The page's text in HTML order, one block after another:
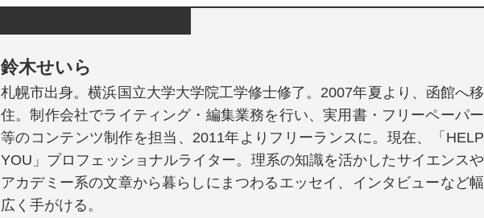
鈴木せいら
札幌市出身。横浜国立大学大学院工学修士修了。2007年夏より、函館へ移
住。制作会社でライティング・編集業務を行い、実用書・フリーペーパー
等のコンテンツ制作を担当、2011年よりフリーランスに。現在、「HELP
YOU」プロフェッショナルライター。理系の知識を活かしたサイエンスや
アカデミー系の文章から暮らしにまつわるエッセイ、インタビューなど幅
広く手がける。